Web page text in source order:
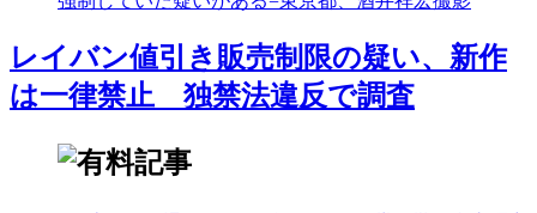
レイバン値引き販売制限の疑い、新作
は一律禁止 独禁法違反で調査